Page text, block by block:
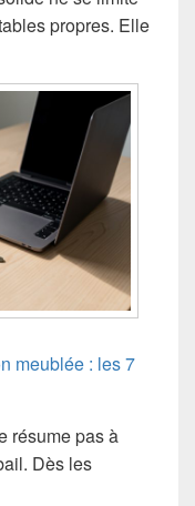
propres. Elle
meublée : les 7
résume pas à
Dès les